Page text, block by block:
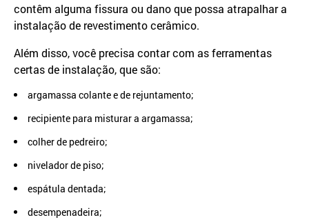
contêm alguma fissura ou dano que possa atrapalhar a
instalação de revestimento cerâmico.
Além disso, você precisa contar com as ferramentas
certas de instalação, que são:
argamassa colante e de rejuntamento;
recipiente para misturar a argamassa;
colher de pedreiro;
nivelador de piso;
espátula dentada;
desempenadeira;